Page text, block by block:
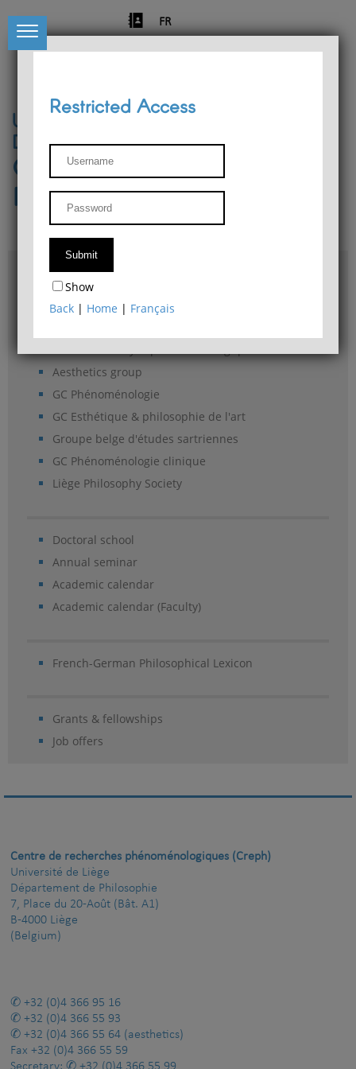
FR
University of Liège
Départment of Philosophy
Center for Phenomenological
Research
Access & maps
Philosophy Department Library
Aesthetics group
GC Phénoménologie
GC Esthétique & philosophie de l'art
Groupe belge d'études sartriennes
GC Phénoménologie clinique
Liège Philosophy Society
Doctoral school
Annual seminar
Academic calendar
Academic calendar (Faculty)
French-German Philosophical Lexicon
Grants & fellowships
Job offers
Restricted Access
Show
Back | Home | Français
Centre de recherches phénoménologiques (Creph)
Université de Liège
Département de Philosophie
7, Place du 20-Août (Bât. A1)
B-4000 Liège
(Belgium)
+32 (0)4 366 95 16
+32 (0)4 366 55 93
+32 (0)4 366 55 64 (aesthetics)
Fax +32 (0)4 366 55 59